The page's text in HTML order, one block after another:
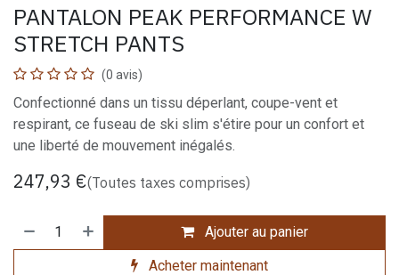
PANTALON PEAK PERFORMANCE W
STRETCH PANTS
(0 avis)
Confectionné dans un tissu déperlant, coupe-vent et
respirant, ce fuseau de ski slim s'étire pour un confort et
une liberté de mouvement inégalés.
247,93 €(Toutes taxes comprises)
Ajouter au panier
Acheter maintenant